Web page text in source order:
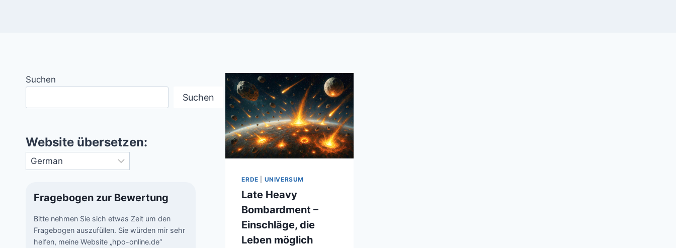
ERDE UNIVERSUM
Late Heavy
Bombardment –
Einschläge, die
Leben möglich
Suchen
Suchen
Website übersetzen:
Fragebogen zur Bewertung
Bitte nehmen Sie sich etwas Zeit um den
Fragebogen auszufüllen. Sie würden mir sehr
helfen, meine Website „hpo-online.de“